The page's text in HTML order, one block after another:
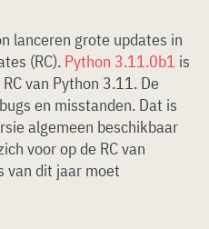
lanceren grote updates in
(RC). Python 3.11.0b1 is
van Python 3.11. De
en misstanden. Dat is
algemeen beschikbaar
voor op de RC van
van dit jaar moet